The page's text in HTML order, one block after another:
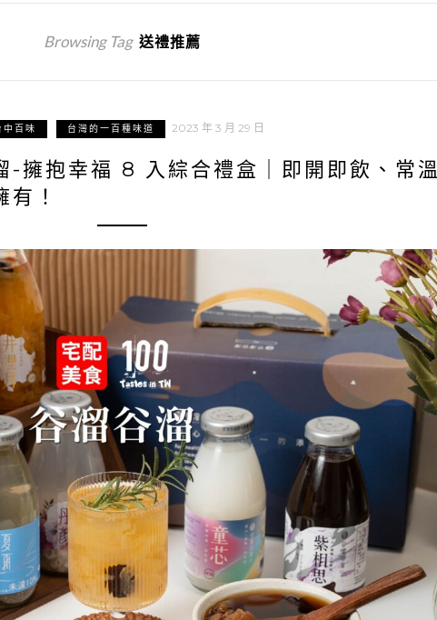
Browsing Tag 送禮推薦
中百味 台灣的一百種味道 2023 年 3 月 29 日
-擁抱幸福 8 入綜合禮盒｜即開即飲、常溫
！